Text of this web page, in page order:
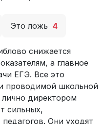
Это ложь 4
снижается
а главное
ЕГЭ. Все это
проводимой школьной
директором
сильных,
Они уходят